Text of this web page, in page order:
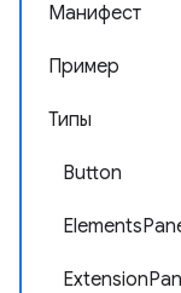
Манифест
Пример
Типы
Button